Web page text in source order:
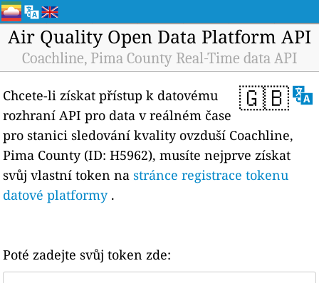
Air Quality Open Data Platform API
Coachline, Pima County Real-Time data API
🇬🇧
Chcete-li získat přístup k datovému
rozhraní API pro data v reálném čase
pro stanici sledování kvality ovzduší Coachline,
Pima County (ID: H5962), musíte nejprve získat
svůj vlastní token nastránce registrace tokenu
datové platformy.
Poté zadejte svůj token zde: